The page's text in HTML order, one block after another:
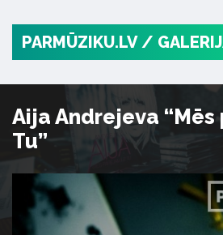
PARMŪZIKU.LV /
Aija Andrejeva “Mēs
Tu”